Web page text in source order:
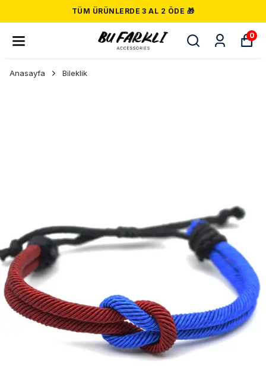
TÜM ÜRÜNLERDE 3 AL 2 ÖDE 🎁
0
Anasayfa Bileklik